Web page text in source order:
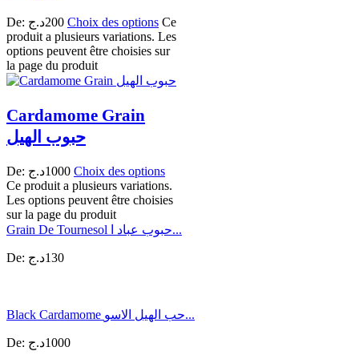
De: 200د.ج Choix des options Ce
produit a plusieurs variations. Les
options peuvent être choisies sur
la page du produit
Cardamome Grain
حبوب الهيل
De: 1000د.ج
Choix des options
Ce produit a plusieurs variations.
Les options peuvent être choisies
sur la page du produit
Grain De Tournesol حبوب عباد ا...
De: 130د.ج
Black Cardamome حب الهيل الاسو...
De: 1000د.ج